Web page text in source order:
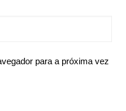
para a próxima vez